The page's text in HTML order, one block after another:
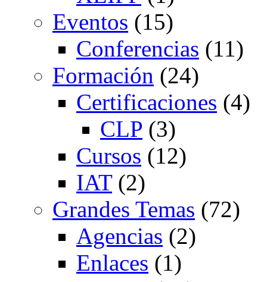
Eventos (15)
Conferencias (11)
Formación (24)
Certificaciones (4)
CLP (3)
Cursos (12)
IAT(2)
Grandes Temas (72)
Agencias (2)
Enlaces (1)